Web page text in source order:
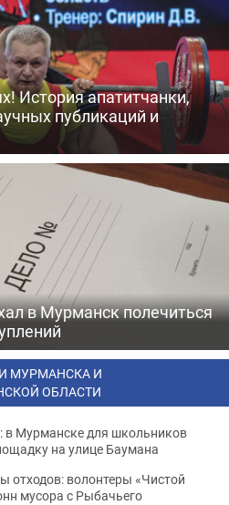
История апатитчанки,
публикаций и
в Мурманск полечиться
МУРМАНСКА И
ОБЛАСТИ
в Мурманске для школьников
на улице Баумана
отходов: волонтеры «Чистой
мусора с Рыбачьего